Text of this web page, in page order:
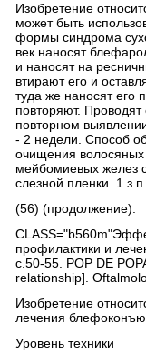
Изобретение
может быть
формы синдрома
век наносят
и наносят на
втирают его и
туда же наносят его
повторяют.
повторном
- 2 недели. Способ
очищения
мейбомиевых желез
слезной пленки. 1
(56) (продолжение):
профилактики и
с.50-55. POP DE
relationship].
Изобретение
лечения
Уровень техники